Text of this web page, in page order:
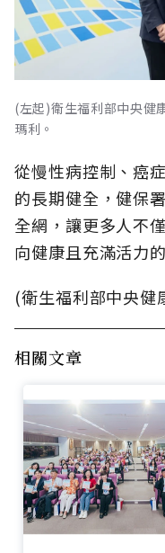
(左起)衛生福利部中央健
瑪利。
從慢性病控制、癌
的長期健全，健保
全網，讓更多人不
向健康且充滿活力
(衛生福利部中央健
相關文章